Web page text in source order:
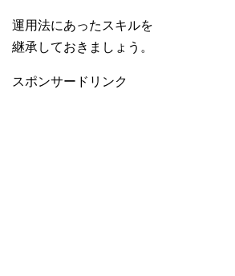
運用法にあったスキルを
継承しておきましょう。
スポンサードリンク